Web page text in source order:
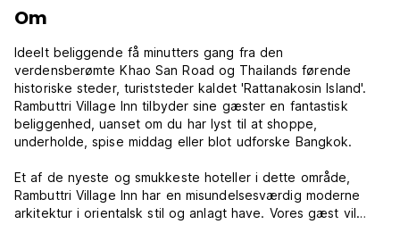
Om
Ideelt beliggende få minutters gang fra den
verdensberømte Khao San Road og Thailands førende
historiske steder, turiststeder kaldet 'Rattanakosin Island'.
Rambuttri Village Inn tilbyder sine gæster en fantastisk
beliggenhed, uanset om du har lyst til at shoppe,
underholde, spise middag eller blot udforske Bangkok.
Et af de nyeste og smukkeste hoteller i dette område,
Rambuttri Village Inn har en misundelsesværdig moderne
arkitektur i orientalsk stil og anlagt have. Vores gæst vil